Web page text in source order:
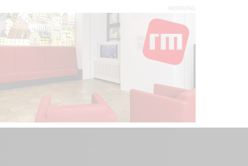
WERBUNG